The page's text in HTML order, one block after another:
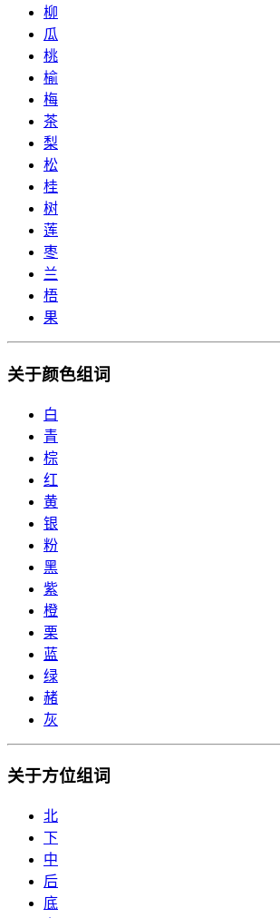
柳
瓜
桃
榆
梅
茶
梨
松
桂
树
莲
枣
兰
梧
果
关于颜色组词
白
青
棕
红
黄
银
粉
黑
紫
橙
栗
蓝
绿
赭
灰
关于方位组词
北
下
中
后
底